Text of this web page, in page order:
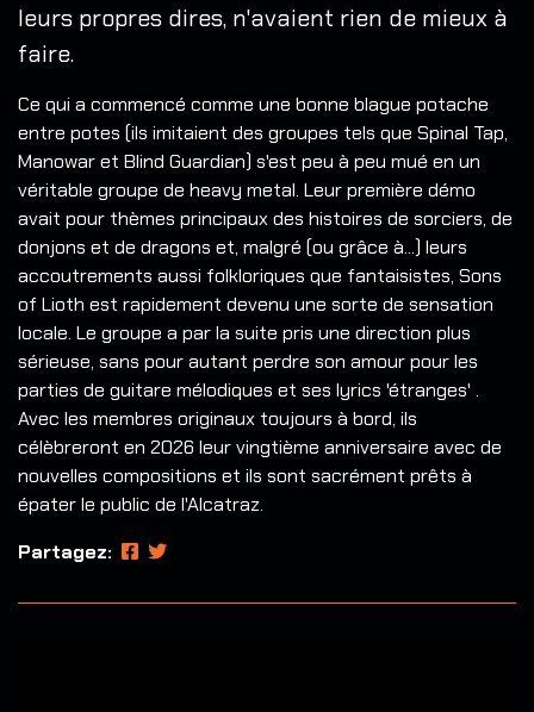
leurs propres dires, n'avaient rien de mieux à
faire.
Ce qui a commencé comme une bonne blague potache
entre potes (ils imitaient des groupes tels que Spinal Tap,
Manowar et Blind Guardian) s'est peu à peu mué en un
véritable groupe de heavy metal. Leur première démo
avait pour thèmes principaux des histoires de sorciers, de
donjons et de dragons et, malgré (ou grâce à...) leurs
accoutrements aussi folkloriques que fantaisistes, Sons
of Lioth est rapidement devenu une sorte de sensation
locale. Le groupe a par la suite pris une direction plus
sérieuse, sans pour autant perdre son amour pour les
parties de guitare mélodiques et ses lyrics 'étranges' .
Avec les membres originaux toujours à bord, ils
célèbreront en 2026 leur vingtième anniversaire avec de
nouvelles compositions et ils sont sacrément prêts à
épater le public de l'Alcatraz.
Partagez: